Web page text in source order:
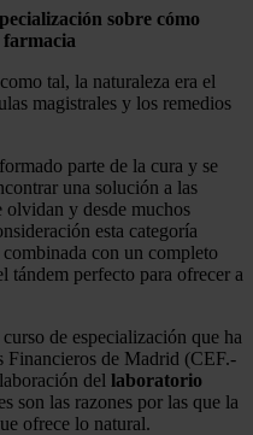
sobre cómo
tal, la naturaleza era el
magistrales y los remedios
parte de la cura y se
una solución a las
y desde muchos
esta categoría
con un completo
tándem perfecto para ofrecer a
de especialización que ha
Financieros de Madrid (CEF.-
del laboratorio
son las razones por las que la
ofrece lo natural.